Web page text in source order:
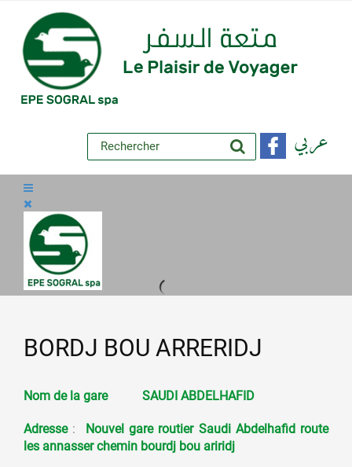
عربي
BORDJ BOU ARRERIDJ
Nom de la gare SAUDI ABDELHAFID
Adresse : Nouvel gare routier Saudi Abdelhafid route
les annasser chemin bourdj bou ariridj